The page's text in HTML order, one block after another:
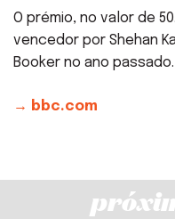
O prémio, no valor de
vencedor por Shehan
Booker no ano passado.
→ bbc.com